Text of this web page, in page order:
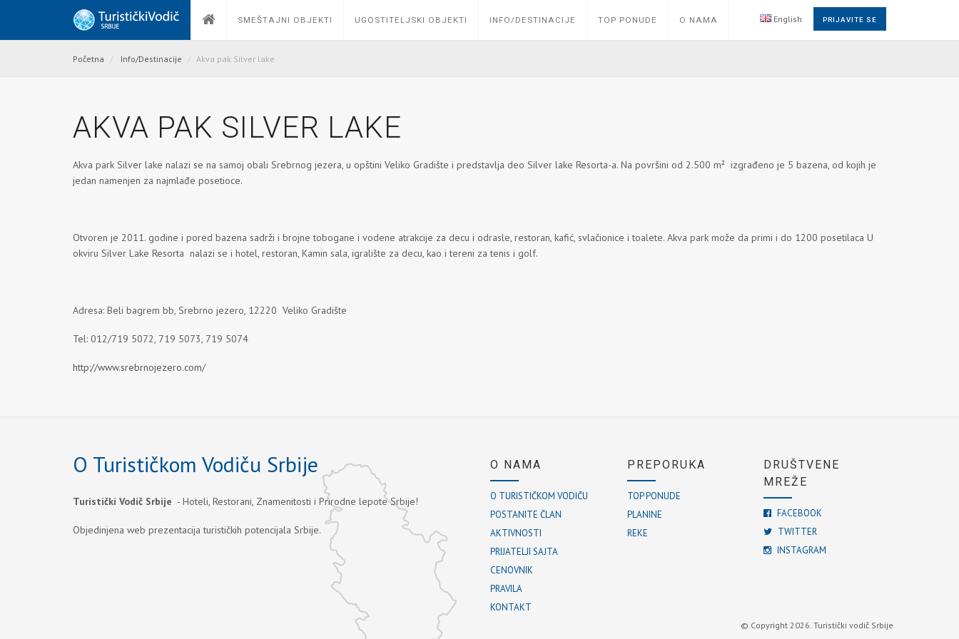
SMEŠTAJNI OBJEKTI UGOSTITELJSKI OBJEKTI INFO/DESTINACIJE TOP PONUDE O NAMA English PRIJAVITE SE
Početna Info/Destinacije Akva pak Silver lake
AKVA PAK SILVER LAKE
Akva park Silver lake nalazi se na samoj obali Srebrnog jezera, u opštini Veliko Gradište i predstavlja deo Silver lake Resorta-a. Na površini od 2.500 m² izgrađeno je 5 bazena, od kojih je
jedan namenjen za najmlađe posetioce.
Otvoren je 2011. godine i pored bazena sadrži i brojne tobogane i vodene atrakcije za decu i odrasle, restoran, kafić, svlačionice i toalete. Akva park može da primi i do 1200 posetilaca U
okviru Silver Lake Resorta nalazi se i hotel, restoran, Kamin sala, igralište za decu, kao i tereni za tenis i golf.
Adresa: Beli bagrem bb, Srebrno jezero, 12220 Veliko Gradište
Tel: 012/719 5072, 719 5073, 719 5074
http://www.srebrnojezero.com/
O Turističkom Vodiču Srbije
Turistički Vodič Srbije - Hoteli, Restorani, Znamenitosti i Prirodne lepote Srbije!
Objedinjena web prezentacija turističkih potencijala Srbije.
O NAMA
O TURISTIČKOM VODIČU
POSTANITE ČLAN
AKTIVNOSTI
PRIJATELJI SAJTA
CENOVNIK
PRAVILA
KONTAKT
PREPORUKA
TOP PONUDE
PLANINE
REKE
DRUŠTVENE
MREŽE
FACEBOOK
TWITTER
INSTAGRAM
© Copyright 2026. Turistički vodič Srbije